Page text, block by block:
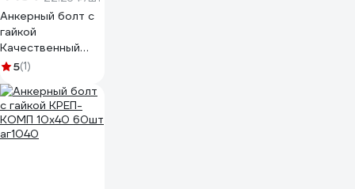
Анкерный болт с
гайкой
Качественный
КРЕПЕЖ 10х77
0300031 КЧ
5(1)